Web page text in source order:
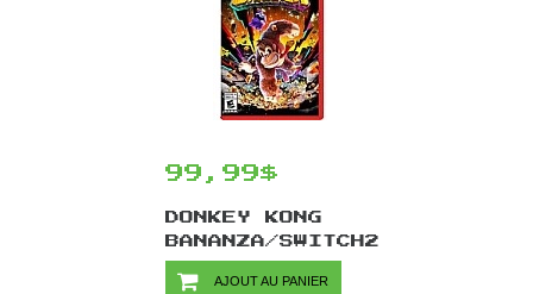
99,99$
DONKEY KONG
BANANZA/SWITCH2
AJOUT AU PANIER